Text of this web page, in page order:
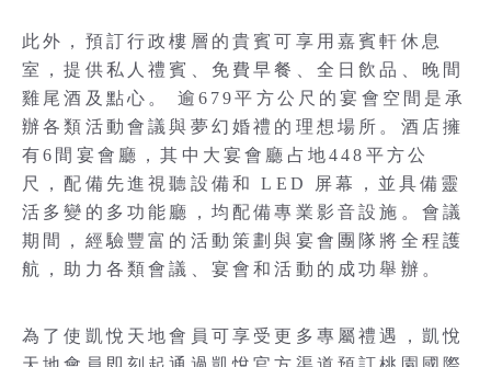
此外，預訂行政樓層的貴賓可享用嘉賓軒休息
室，提供私人禮賓、免費早餐、全日飲品、晚間
雞尾酒及點心。 逾679平方公尺的宴會空間是承
辦各類活動會議與夢幻婚禮的理想場所。酒店擁
有6間宴會廳，其中大宴會廳占地448平方公
尺，配備先進視聽設備和 LED 屏幕，並具備靈
活多變的多功能廳，均配備專業影音設施。會議
期間，經驗豐富的活動策劃與宴會團隊將全程護
航，助力各類會議、宴會和活動的成功舉辦。
為了使凱悅天地會員可享受更多專屬禮遇，凱悅